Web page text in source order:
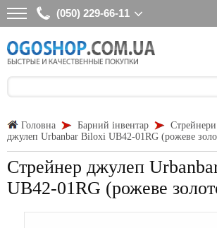
(050) 229-66-11
Головна Барний інвентар Стрейнери
джулеп Urbanbar Biloxi UB42-01RG (рожеве
Стрейнер джулеп
UB42-01RG (рожеве